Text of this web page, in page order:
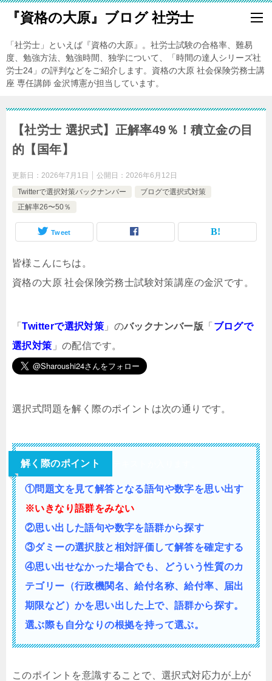
『資格の大原』ブログ 社労士
「社労士」といえば『資格の大原』。社労士試験の合格率、難易
度、勉強方法、勉強時間、独学について、「時間の達人シリーズ社
労士24」の評判などをご紹介します。資格の大原 社会保険労務士講
座 専任講師 金沢博憲が担当しています。
【社労士 選択式】正解率49％！積立金の目
的【国年】
更新日： 2026年7月1日 公開日： 2026年6月12日
Twitterで選択対策バックナンバー
ブログで選択式対策
正解率26〜50％
Tweet
皆様こんにちは。
資格の大原 社会保険労務士試験対策講座の金沢です。
「Twitterで選択対策 」のバックナンバー版 「 ブログで
選択対策 」の配信です。
選択式問題を解く際のポイントは次の通りです。
解く際のポイント
①問題文を見て解答となる語句や数字を思い出す
※いきなり語群をみない
②思い出した語句や数字を語群から探す
③ダミーの選択肢と相対評価して解答を確定する
④思い出せなかった場合でも、どういう性質のカ
テゴリー（行政機関名、給付名称、給付率、届出
期限など）かを思い出した上で、語群から探す。
選ぶ際も自分なりの根拠を持って選ぶ。
このポイントを意識することで、選択式対応力が上が